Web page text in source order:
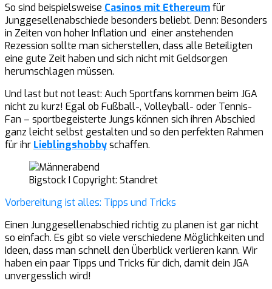
So sind beispielsweise Casinos mit Ethereumfür
Junggesellenabschiede besonders beliebt. Denn: Besonders
in Zeiten von hoher Inflation und einer anstehenden
Rezession sollte man sicherstellen, dass alle Beteiligten
eine gute Zeit haben und sich nicht mit Geldsorgen
herumschlagen müssen.
Und last but not least: Auch Sportfans kommen beim JGA
nicht zu kurz! Egal ob Fußball-, Volleyball- oder Tennis-
Fan – sportbegeisterte Jungs können sich ihren Abschied
ganz leicht selbst gestalten und so den perfekten Rahmen
für ihr Lieblingshobbyschaffen.
Bigstock I Copyright: Standret
Vorbereitung ist alles: Tipps und Tricks
Einen Junggesellenabschied richtig zu planen ist gar nicht
so einfach. Es gibt so viele verschiedene Möglichkeiten und
Ideen, dass man schnell den Überblick verlieren kann. Wir
haben ein paar Tipps und Tricks für dich, damit dein JGA
unvergesslich wird!